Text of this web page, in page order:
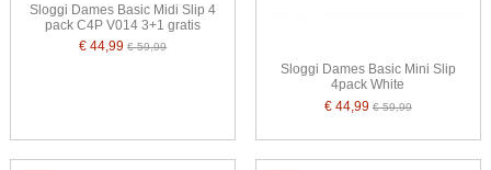
Sloggi Dames Basic Midi Slip 4
pack C4P V014 3+1 gratis
€ 44,99€ 59,99
Sloggi Dames Basic Mini Slip
4pack White
€ 44,99€ 59,99